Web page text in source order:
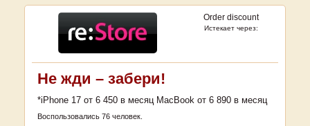
Order discount
Истекает через:
Не жди – забери!
*iPhone 17 от 6 450 в месяц MacBook от 6 890 в месяц
Воспользовались 76 человек.